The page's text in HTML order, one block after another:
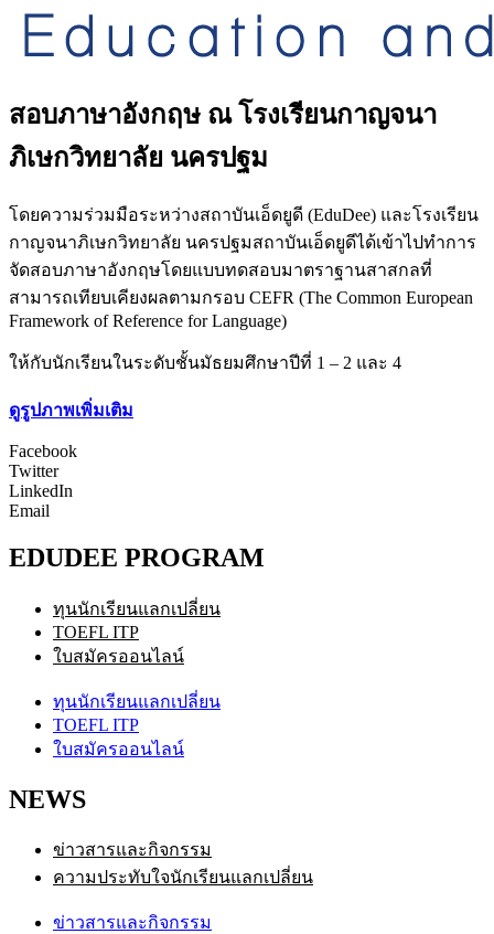
สอบภาษาอังกฤษ ณ โรงเรียนกาญจนา
ภิเษกวิทยาลัย นครปฐม
โดยความร่วมมือระหว่างสถาบันเอ็ดยูดี (EduDee) และโรงเรียน
กาญจนาภิเษกวิทยาลัย นครปฐมสถาบันเอ็ดยูดีได้เข้าไปทำการ
จัดสอบภาษาอังกฤษโดยแบบทดสอบมาตราฐานสาสกลที่
สามารถเทียบเคียงผลตามกรอบ CEFR (The Common European
Framework of Reference for Language)
ให้กับนักเรียนในระดับชั้นมัธยมศึกษาปีที่ 1 – 2 และ 4
ดูรูปภาพเพิ่มเติม
Facebook
Twitter
LinkedIn
Email
EDUDEE PROGRAM
ทุนนักเรียนแลกเปลี่ยน
TOEFL ITP
ใบสมัครออนไลน์
ทุนนักเรียนแลกเปลี่ยน
TOEFL ITP
ใบสมัครออนไลน์
NEWS
ข่าวสารและกิจกรรม
ความประทับใจนักเรียนแลกเปลี่ยน
ข่าวสารและกิจกรรม